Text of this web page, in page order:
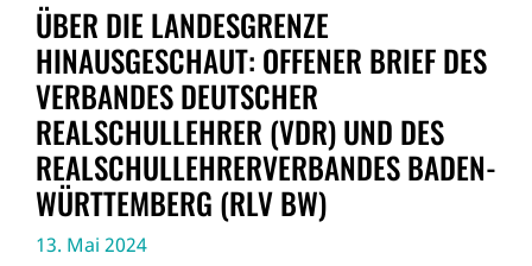
ÜBER DIE LANDESGRENZE
HINAUSGESCHAUT: OFFENER BRIEF DES
VERBANDES DEUTSCHER
REALSCHULLEHRER (VDR) UND DES
REALSCHULLEHRERVERBANDES BADEN-
WÜRTTEMBERG (RLV BW)
13. Mai 2024